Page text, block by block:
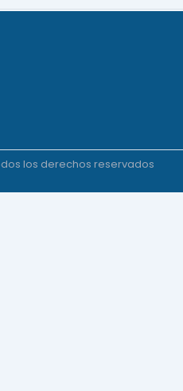
los derechos reservados